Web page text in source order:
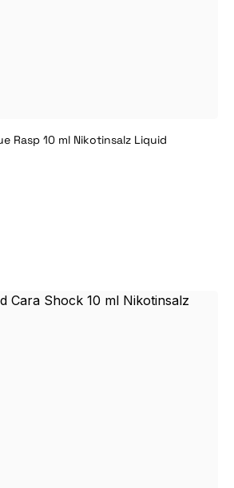
Rasp 10 ml Nikotinsalz Liquid